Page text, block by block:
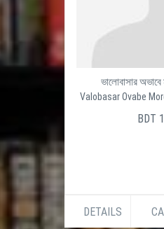
ভালোবাসার
Valobasar Ovabe
BDT
DETAILS